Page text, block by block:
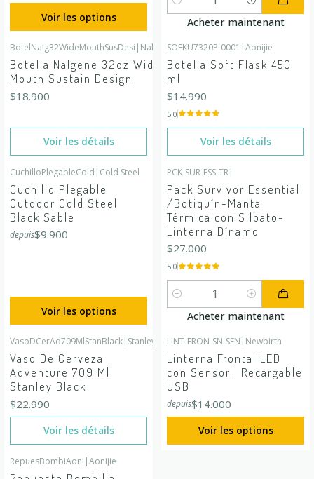
Voir les options
Quantité
Acheter maintenant
En rupture de stock
BotelNalg32WideMouthSusDesi | Nalgene
Botella Nalgene 32oz Wide
Mouth Sustain Design
$18.900
Voir les détails
En rupture de stock
SOFKU7320P-0001 |Aonijie
Botella Soft Flask 450
ml
$14.990
5.0
Voir les détails
CuchilloPlegableCold | Cold Steel
Cuchillo Plegable
Outdoor Cold Steel
Black Sable
depuis$9.900
Voir les options
PCK-SUR-ESS-TR|
Pack Survivor Essential
/Botiquín-Manta
Térmica con Silbato-
Linterna Dínamo
$27.000
5.0
Quantité
Acheter maintenant
VasoDCerAd709MlStanBlack| Stanley
Vaso De Cerveza
Adventure 709 Ml
Stanley Black
$22.990
Voir les détails
LINT-FRON-SN-SEN | Newbirth
Linterna Frontal LED
con Sensor | Recargable
USB
depuis$14.000
Voir les options
-25%
RepuesBombiAoni |Aonijie